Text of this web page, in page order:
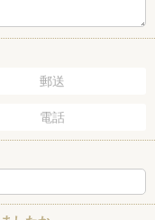
郵送
電話